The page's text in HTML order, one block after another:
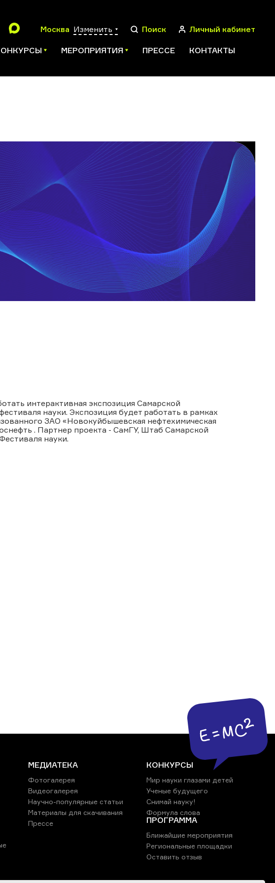
Москва Изменить Поиск Личный кабинет
МЕРОПРИЯТИЯ ПРЕССЕ КОНТАКТЫ
интерактивная экспозиция Самарской
науки. Экспозиция будет работать в рамках
ЗАО «Новокуйбышевская нефтехимическая
. Партнер проекта - СамГУ, Штаб Самарской
науки.
МЕДИАТЕКА
Фотогалерея
Видеогалерея
Научно-популярные статьи
Материалы для скачивания
Прессе
КОНКУРСЫ
Мир науки глазами детей
Ученые будущего
Снимай науку!
Формула слова
ПРОГРАММА
Ближайшие мероприятия
Региональные площадки
Оставить отзыв